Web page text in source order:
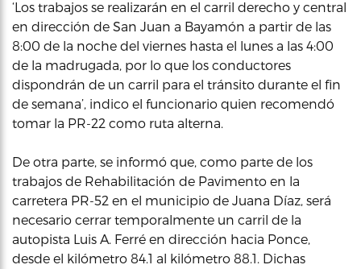
‘Los trabajos se realizarán en el carril derecho y central
en dirección de San Juan a Bayamón a partir de las
8:00 de la noche del viernes hasta el lunes a las 4:00
de la madrugada, por lo que los conductores
dispondrán de un carril para el tránsito durante el fin
de semana’, indico el funcionario quien recomendó
tomar la PR-22 como ruta alterna.
De otra parte, se informó que, como parte de los
trabajos de Rehabilitación de Pavimento en la
carretera PR-52 en el municipio de Juana Díaz, será
necesario cerrar temporalmente un carril de la
autopista Luis A. Ferré en dirección hacia Ponce,
desde el kilómetro 84.1 al kilómetro 88.1. Dichas